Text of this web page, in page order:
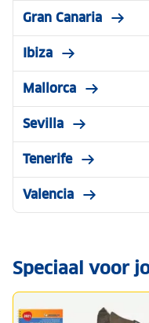
Gran Canaria
Ibiza
Mallorca
Sevilla
Tenerife
Valencia
Speciaal voor